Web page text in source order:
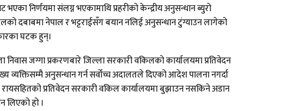
भएका निर्णयमा संलग्न भएकामाथि प्रहरीको केन्द्रीय अनुसन्धान ब्युरो
दबाबमा नेपाल र भट्टराईसँग बयान नलिई अनुसन्धान टुंग्याउन लागेको
घटक हुन्।
जग्गा प्रकरणबारे जिल्ला सरकारी वकिलको कार्यालयमा प्रतिवेदन
व्यक्तिसम्मै अनुसन्धान गर्न सर्वोच्च अदालतले दिएको आदेश पालना नगर्दा
प्रतिवेदन सरकारी वकिल कार्यालयमा बुझाउन नसकिने अडान
लिएको हो ।